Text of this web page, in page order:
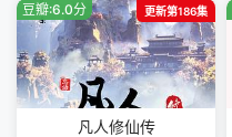
更新第186集
豆瓣:6.0分
凡人修仙传